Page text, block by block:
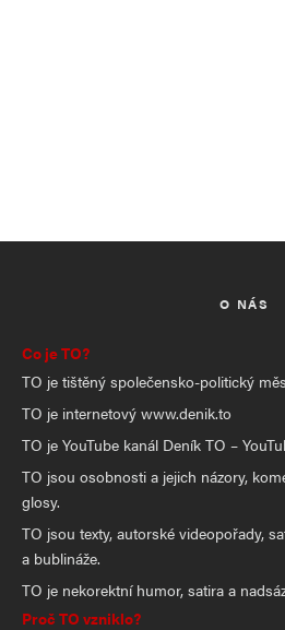
O NÁS
Co je TO?
TO je tištěný společensko-politický
TO je internetový www.denik.to
TO je YouTube kanál Deník TO –
TO jsou osobnosti a jejich názory,
glosy.
TO jsou texty, autorské videopořady,
a bublináže.
TO je nekorektní humor, satira a
Proč TO vzniklo?